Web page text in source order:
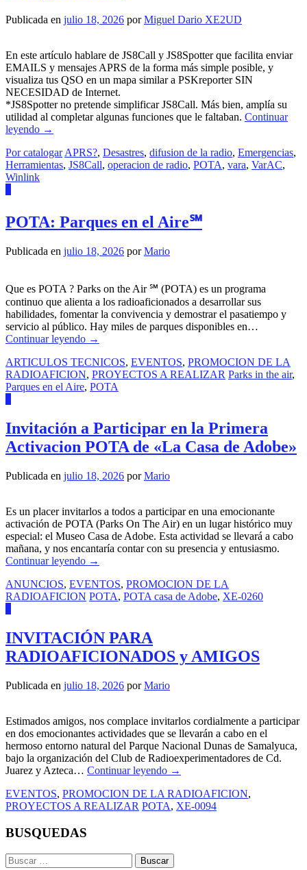
Publicada en julio 18, 2026 porMiguel Dario XE2UD
En este artículo hablare de JS8Call y JS8Spotter que facilita enviar
EMAILS y mensajes APRS de la forma más simple posible, y
visualiza tus QSO en un mapa similar a PSKreporter SIN
NECESIDAD de Internet.
*JS8Spotter no pretende simplificar JS8Call. Más bien, amplía su
utilidad al completar algunas funciones que le faltaban. Continuar
leyendo →
Por catalogar APRS?, Desastres, difusion de la radio, Emergencias,
Herramientas, JS8Call, operacion de radio, POTA, vara, VarAC,
Winlink
POTA: Parques en el Aire℠
Publicada en julio 18, 2026 porMario
Que es POTA ? Parks on the Air ℠ (POTA) es un programa
continuo que alienta a los radioaficionados a desarrollar sus
habilidades, fomentar la convivencia y demostrar el pasatiempo y
servicio al público. Hay miles de parques disponibles en…
Continuar leyendo →
ARTICULOS TECNICOS, EVENTOS, PROMOCION DE LA
RADIOAFICION, PROYECTOS A REALIZAR Parks in the air,
Parques en el Aire, POTA
Invitación a Participar en la Primera
Activacion POTA de «La Casa de Adobe»
Publicada en julio 18, 2026 porMario
Es un placer invitarlos a todos a participar en una emocionante
activación de POTA (Parks On The Air) en un lugar histórico muy
especial: el Museo Casa de Adobe. Esta actividad se llevará a cabo
mañana, y nos encantaría contar con su presencia y entusiasmo.
Continuar leyendo →
ANUNCIOS, EVENTOS, PROMOCION DE LA
RADIOAFICION POTA, POTA casa de Adobe, XE-0260
INVITACIÓN PARA
RADIOAFICIONADOS y AMIGOS
Publicada en julio 18, 2026 porMario
Estimados amigos, nos complace invitarlos cordialmente a participar
en dos emocionantes actividades que se llevarán a cabo en el
hermoso entorno natural del Parque Nacional Dunas de Samalyuca,
bajo la organización del Club de Radioexperimentadores de Cd.
Juarez y Azteca… Continuar leyendo →
EVENTOS, PROMOCION DE LA RADIOAFICION,
PROYECTOS A REALIZAR POTA, XE-0094
BUSQUEDAS
Buscar: